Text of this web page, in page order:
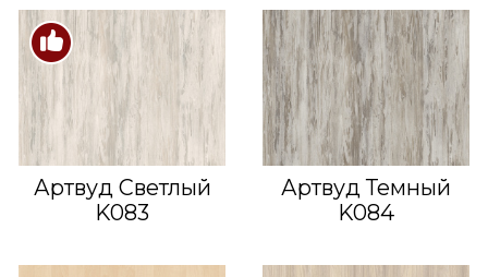
Артвуд Светлый
K083
Артвуд Темный
K084